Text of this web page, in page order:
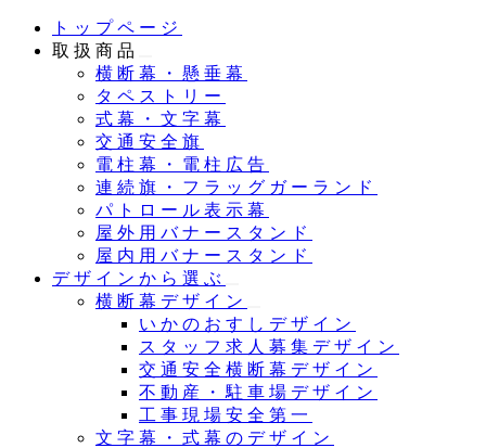
トップページ
取扱商品
横断幕・懸垂幕
タペストリー
式幕・文字幕
交通安全旗
電柱幕・電柱広告
連続旗・フラッグガーランド
パトロール表示幕
屋外用バナースタンド
屋内用バナースタンド
デザインから選ぶ
横断幕デザイン
いかのおすしデザイン
スタッフ求人募集デザイン
交通安全横断幕デザイン
不動産・駐車場デザイン
工事現場安全第一
文字幕・式幕のデザイン